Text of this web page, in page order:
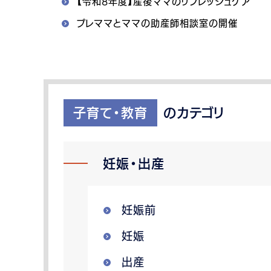
プレママとママの助産師相談室の開催
子育て・教育 のカテゴリ
妊娠・出産
妊娠前
妊娠
出産